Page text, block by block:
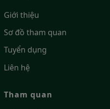
Giới thiệu
Sơ đồ tham quan
Tuyển dụng
Liên hệ
Tham quan